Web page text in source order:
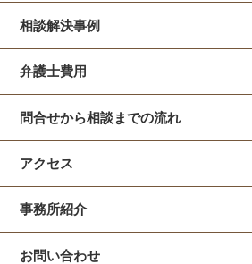
相談解決事例
弁護士費用
問合せから相談までの流れ
アクセス
事務所紹介
お問い合わせ